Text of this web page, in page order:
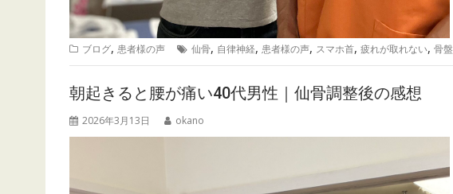
ブログ, 患者様の声 仙骨, 自律神経, 患者様の声, スマホ首, 疲れが取れない, 骨盤
朝起きると腰が痛い40代男性｜仙骨調整後の感想
2026年3月13日 okano